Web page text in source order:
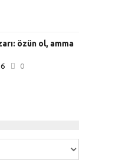
özün ol, amma
0